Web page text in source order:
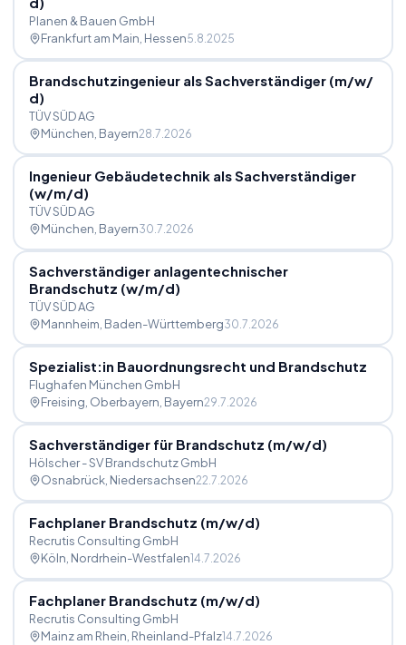
Planen & Bauen GmbH
Frankfurt am Main , Hessen5.8.2025
Brandschutzingenieur als Sachverständiger (m/w/
d)
TÜV SÜD AG
München , Bayern28.7.2026
Ingenieur Gebäudetechnik als Sachverständiger
(w/m/d)
TÜV SÜD AG
München , Bayern30.7.2026
Sachverständiger anlagentechnischer
Brandschutz (w/m/d)
TÜV SÜD AG
Mannheim , Baden-Württemberg30.7.2026
Spezialist:in Bauordnungsrecht und Brandschutz
Flughafen München GmbH
Freising, Oberbayern , Bayern29.7.2026
Sachverständiger für Brandschutz (m/w/d)
Hölscher - SV Brandschutz GmbH
Osnabrück, Niedersachsen22.7.2026
Fachplaner Brandschutz (m/w/d)
Recrutis Consulting GmbH
Köln , Nordrhein-Westfalen14.7.2026
Fachplaner Brandschutz (m/w/d)
Recrutis Consulting GmbH
Mainz am Rhein , Rheinland-Pfalz14.7.2026